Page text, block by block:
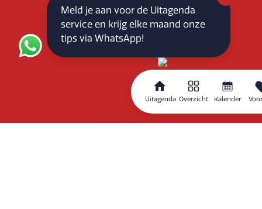
Uitagenda Overzicht Kalender
E-mail: info@vlaardingenpartners.nl
KvK: 71555544
BTW : NL858760939B01
Routeplanner
Meld je aan voor de Uitagenda
service en krijg elke maand onze
tips via WhatsApp!